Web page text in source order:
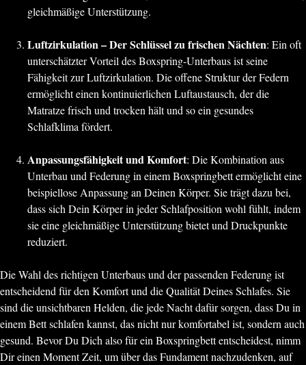
gleichmäßige Unterstützung.
Luftzirkulation – Der Schlüssel zu frischen Nächten: Ein oft
unterschätzter Vorteil des Boxspring-Unterbaus ist seine
Fähigkeit zur Luftzirkulation. Die offene Struktur der Federn
ermöglicht einen kontinuierlichen Luftaustausch, der die
Matratze frisch und trocken hält und so ein gesundes
Schlafklima fördert.
Anpassungsfähigkeit und Komfort: Die Kombination aus
Unterbau und Federung in einem Boxspringbett ermöglicht eine
beispiellose Anpassung an Deinen Körper. Sie trägt dazu bei,
dass sich Dein Körper in jeder Schlafposition wohl fühlt, indem
sie eine gleichmäßige Unterstützung bietet und Druckpunkte
reduziert.
Die Wahl des richtigen Unterbaus und der passenden Federung ist
entscheidend für den Komfort und die Qualität Deines Schlafes. Sie
sind die unsichtbaren Helden, die jede Nacht dafür sorgen, dass Du in
einem Bett schlafen kannst, das nicht nur komfortabel ist, sondern auch
gesund. Bevor Du Dich also für ein Boxspringbett entscheidest, nimm
Dir einen Moment Zeit, um über das Fundament nachzudenken, auf